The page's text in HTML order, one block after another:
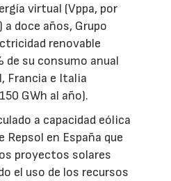
virtual (Vppa, por
doce años, Grupo
renovable
de su consumo anual
Francia e Italia
GWh al año).
a capacidad eólica
Repsol en España que
proyectos solares
el uso de los recursos